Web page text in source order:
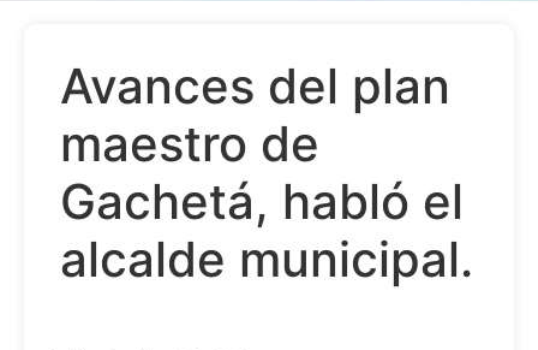
Avances del plan
maestro de
Gachetá, habló el
alcalde municipal.